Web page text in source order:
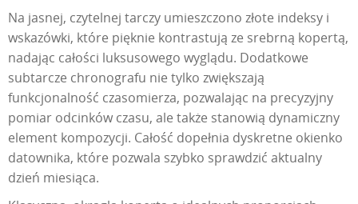
Na jasnej, czytelnej tarczy umieszczono złote indeksy i
wskazówki, które pięknie kontrastują ze srebrną kopertą,
nadając całości luksusowego wyglądu. Dodatkowe
subtarcze chronografu nie tylko zwiększają
funkcjonalność czasomierza, pozwalając na precyzyjny
pomiar odcinków czasu, ale także stanowią dynamiczny
element kompozycji. Całość dopełnia dyskretne okienko
datownika, które pozwala szybko sprawdzić aktualny
dzień miesiąca.